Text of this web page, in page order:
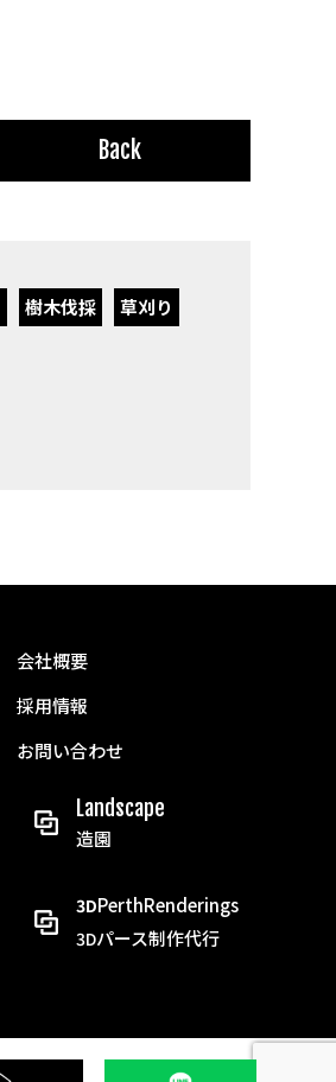
Back
樹木伐採
草刈り
会社概要
採用情報
お問い合わせ
Landscape
造園
3DPerthRenderings
3Dパース制作代行